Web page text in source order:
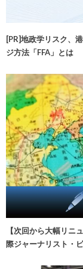
[PR]地政学リスク、
ジ方法「FFA」とは
【次回から大幅リ
際ジャーナリスト・